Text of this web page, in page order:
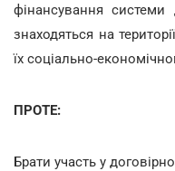
фінансування
знаходяться на
їх соціально-
ПРОТЕ:
Брати участь у